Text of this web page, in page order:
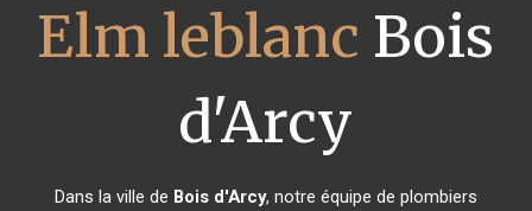
Elm leblanc Bois
d'Arcy
Dans la ville de Bois d'Arcy, notre équipe de plombiers